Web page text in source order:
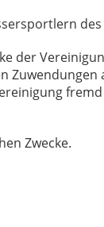
der
Zwecke.